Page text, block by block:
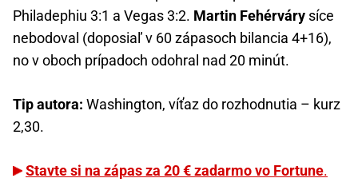
Philadephiu 3:1 a Vegas 3:2. Martin Fehérváry síce
nebodoval (doposiaľ v 60 zápasoch bilancia 4+16),
no v oboch prípadoch odohral nad 20 minút.
Tip autora: Washington, víťaz do rozhodnutia – kurz
2,30.
Stavte si na zápas za 20 € zadarmo vo Fortune.